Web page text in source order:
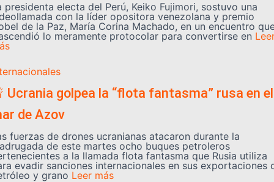
presidenta electa del Perú, Keiko Fujimori, sostuvo una
con la líder opositora venezolana y premio
de la Paz, María Corina Machado, en un encuentro
lo meramente protocolar para convertirse en
Ucrania golpea la “flota fantasma” rusa en el
de Azov
fuerzas de drones ucranianas atacaron durante la
de este martes ocho buques petroleros
a la llamada flota fantasma que Rusia utiliza
evadir sanciones internacionales en sus exportaciones
y grano Leer más